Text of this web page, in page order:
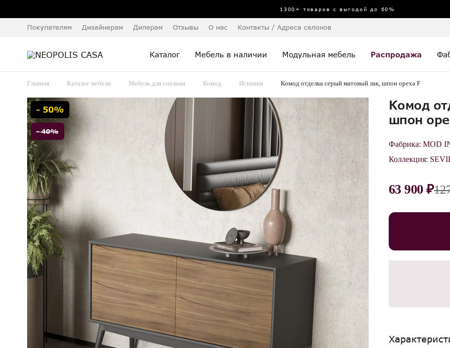
1300+ товаров с выгодой до 60%
Покупателям Дизайнерам Дилерам Отзывы О нас Контакты / Адреса салонов
Каталог Мебель в наличии Модульная мебель Распродажа
Главная Каталог мебели Мебель для спальни Комод Испания Комод отделка серый матовый лак, шпон ореха F
- 50%
- 40%
Комод
шпон
Фабрика: MOD
Коллекция:
63 900 ₽